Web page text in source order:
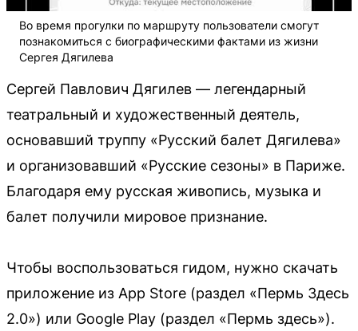
Во время прогулки по маршруту пользователи смогут
познакомиться с биографическими фактами из жизни
Сергея Дягилева
Сергей Павлович Дягилев — легендарный
театральный и художественный деятель,
основавший труппу «Русский балет Дягилева»
и организовавший «Русские сезоны» в Париже.
Благодаря ему русская живопись, музыка и
балет получили мировое признание.
Чтобы воспользоваться гидом, нужно скачать
приложение из App Store (раздел «Пермь Здесь
2.0») или Google Play (раздел «Пермь здесь»).